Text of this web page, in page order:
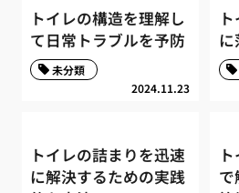
トイレの構造を理解し
て日常トラブルを予防
2024.11.23
未分類
に
トイレの詰まりを迅速
に解決するための実践